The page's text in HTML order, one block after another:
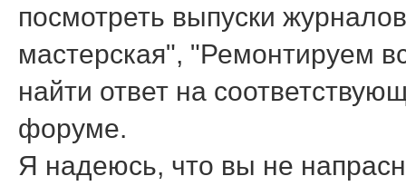
посмотреть выпуски
мастерская", "Ремонтируем
найти ответ на
форуме.
Я надеюсь, что вы не